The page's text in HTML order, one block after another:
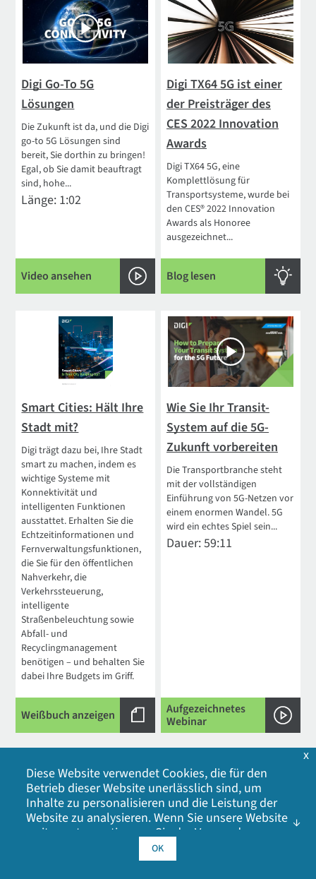
Digi Go-To 5G
Lösungen
Die Zukunft ist da, und die Digi
go-to 5G Lösungen sind
bereit, Sie dorthin zu bringen!
Egal, ob Sie damit beauftragt
sind, hohe...
Länge: 1:02
Video ansehen
Digi TX64 5G ist einer
der Preisträger des
CES 2022 Innovation
Awards
Digi TX64 5G, eine
Komplettlösung für
Transportsysteme, wurde bei
den CES® 2022 Innovation
Awards als Honoree
ausgezeichnet...
Blog lesen
Smart Cities: Hält Ihre
Stadt mit?
Digi trägt dazu bei, Ihre Stadt
smart zu machen, indem es
wichtige Systeme mit
Konnektivität und
intelligenten Funktionen
ausstattet. Erhalten Sie die
Echtzeitinformationen und
Fernverwaltungsfunktionen,
die Sie für den öffentlichen
Nahverkehr, die
Verkehrssteuerung,
intelligente
Straßenbeleuchtung sowie
Abfall- und
Recyclingmanagement
benötigen – und behalten Sie
dabei Ihre Budgets im Griff.
Weißbuch anzeigen
Wie Sie Ihr Transit-
System auf die 5G-
Zukunft vorbereiten
Die Transportbranche steht
mit der vollständigen
Einführung von 5G-Netzen vor
einem enormen Wandel. 5G
wird ein echtes Spiel sein...
Dauer: 59:11
Aufgezeichnetes
Webinar
Diese Website verwendet Cookies, die für den
Betrieb dieser Website unerlässlich sind, um
Inhalte zu personalisieren und die Leistung der
Website zu analysieren. Wenn Sie unsere Website
weiter nutzen, stimmen Sie der Verwendung
unserer Cookies zu. Klicken Sie auf OK, um Ihr
Einverständnis mit unsererCookie-Richtlinie
OK
x